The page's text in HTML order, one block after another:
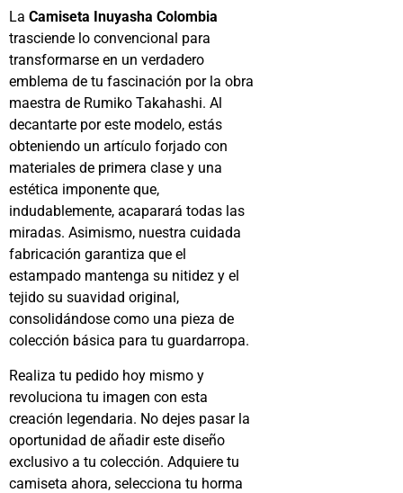
La Camiseta Inuyasha Colombia
trasciende lo convencional para
transformarse en un verdadero
emblema de tu fascinación por la obra
maestra de Rumiko Takahashi. Al
decantarte por este modelo, estás
obteniendo un artículo forjado con
materiales de primera clase y una
estética imponente que,
indudablemente, acaparará todas las
miradas. Asimismo, nuestra cuidada
fabricación garantiza que el
estampado mantenga su nitidez y el
tejido su suavidad original,
consolidándose como una pieza de
colección básica para tu guardarropa.
Realiza tu pedido hoy mismo y
revoluciona tu imagen con esta
creación legendaria. No dejes pasar la
oportunidad de añadir este diseño
exclusivo a tu colección. Adquiere tu
camiseta ahora, selecciona tu horma